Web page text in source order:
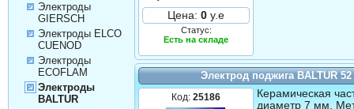
Электроды
GIERSCH
Электроды ELCO
CUENOD
Электроды
ECOFLAM
Электроды
BALTUR
Цена: 0 у.е
Статус:
Есть на складе
Электрод поджига BALTUR
Код:25186
Керамическая
диаметр 7 мм.